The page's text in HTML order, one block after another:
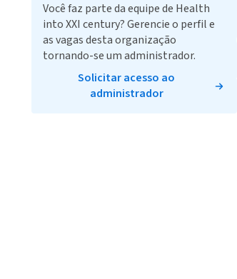
Você faz parte da equipe de Health
into XXI century? Gerencie o perfil e
as vagas desta organização
tornando-se um administrador.
Solicitar acesso ao
administrador